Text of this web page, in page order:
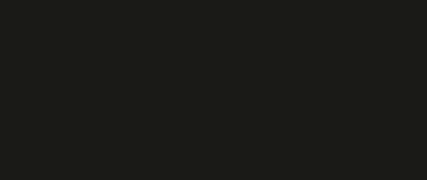
fase da
Apesar do crescimento do programa
como o de bilheteria, patrocínios e
que o orçado. Assim, só uma grande venda